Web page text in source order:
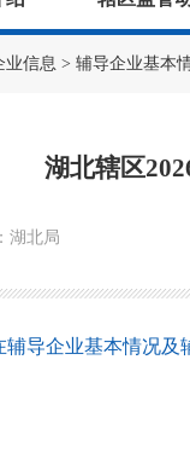
业信息 > 辅导企业基本
湖北辖区
湖北局
辅导企业基本情况及